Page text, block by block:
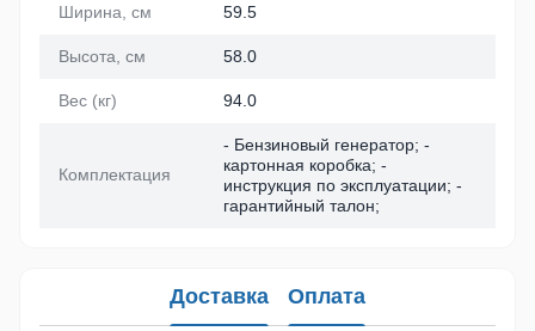
Ширина, см 59.5
Высота, см 58.0
Вес (кг) 94.0
Комплектация
- Бензиновый генератор; -
картонная коробка; -
инструкция по эксплуатации; -
гарантийный талон;
Доставка Оплата